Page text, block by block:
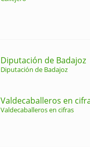
Diputación de Badajoz
Diputación de Badajoz
Valdecaballeros en
Valdecaballeros en cifras